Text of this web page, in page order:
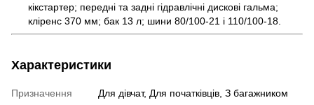
кікстартер; передні та задні гідравлічні дискові гальма;
кліренс 370 мм; бак 13 л; шини 80/100-21 і 110/100-18.
Характеристики
Призначення
Для дівчат, Для початківців, З багажником